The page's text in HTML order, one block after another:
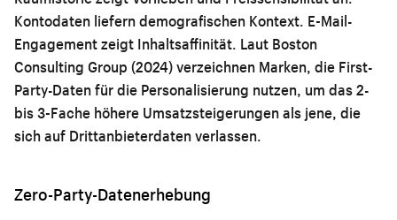
Kontodaten liefern demografischen Kontext. E-Mail-
Engagement zeigt Inhaltsaffinität. Laut Boston
Consulting Group (2024) verzeichnen Marken, die First-
Party-Daten für die Personalisierung nutzen, um das 2-
bis 3-Fache höhere Umsatzsteigerungen als jene, die
sich auf Drittanbieterdaten verlassen.
Zero-Party-Datenerhebung